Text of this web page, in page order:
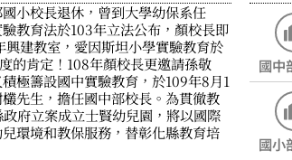
小校長退休，曾到大學幼保系任
教育法於103年立法公布，顏校長即
建教室，愛因斯坦小學實驗教育於
的肯定！108年顏校長更邀請孫敬
極籌設國中實驗教育，於109年8月1
先生，擔任國中部校長。為貫徹教
府立案成立士賢幼兒園，將以國際
環境和教保服務，替彰化縣教育培
國中
國小